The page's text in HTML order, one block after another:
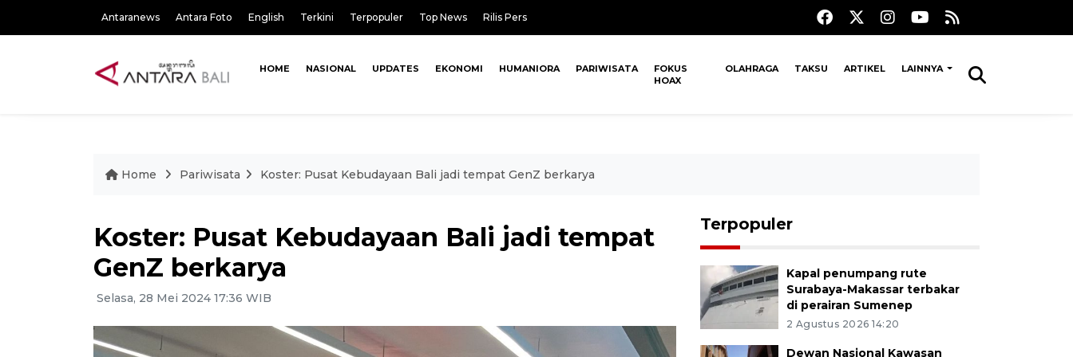
Antaranews Antara Foto English Terkini Terpopuler Top News Rilis Pers
HOME NASIONAL UPDATES EKONOMI HUMANIORA PARIWISATA
FOKUS
HOAX
OLAHRAGA TAKSU ARTIKEL LAINNYA
Home Pariwisata Koster: Pusat Kebudayaan Bali jadi tempat GenZ berkarya
Koster: Pusat Kebudayaan Bali jadi tempat
GenZ berkarya
Selasa, 28 Mei 2024 17:36 WIB
Terpopuler
Kapal penumpang rute
Surabaya-Makassar terbakar
di perairan Sumenep
2 Agustus 2026 14:20
Dewan Nasional Kawasan